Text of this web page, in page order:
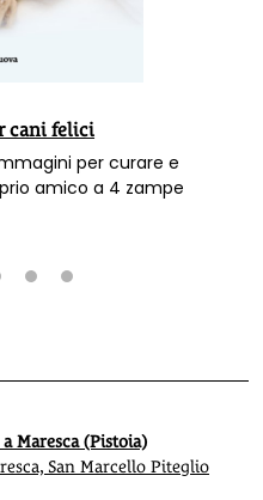
cani felici
per curare e
al proprio amico a 4 zampe
Maresca (Pistoia)
San Marcello Piteglio